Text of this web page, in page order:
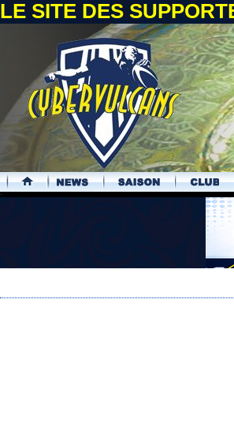
LE SITE DES
.